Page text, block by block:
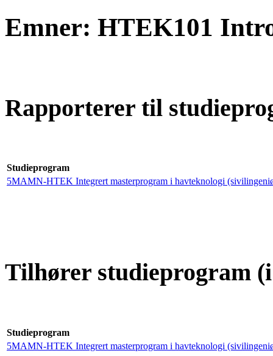
Emner: HTEK101
Rapporterer til
Studieprogram
5MAMN-HTEK Integrert masterprogram i havteknologi
Tilhører studieprogram
Studieprogram
5MAMN-HTEK Integrert masterprogram i havteknologi